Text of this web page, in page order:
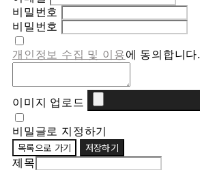
비밀번호
비밀번호
개인정보 수집 및 이용에 동의합니다.
이미지 업로드
비밀글로 지정하기
목록으로 가기 저장하기
제목